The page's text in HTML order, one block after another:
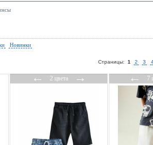
Новинки
Страницы: 1 2 3
←2 цвета→ ←7